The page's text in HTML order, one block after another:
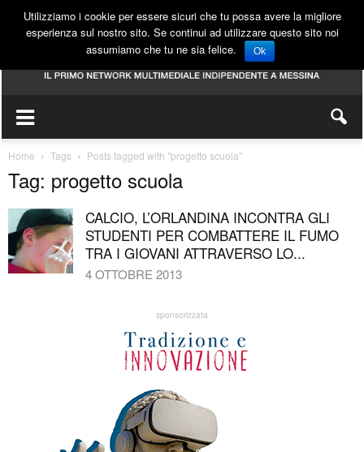
Home Tags Posts tagged with "progetto scuola"
Tag: progetto scuola
CALCIO, L’ORLANDINA INCONTRA GLI
STUDENTI PER COMBATTERE IL FUMO
TRA I GIOVANI ATTRAVERSO LO...
4 OTTOBRE 2013
sponsorizzata
Utilizziamo i cookie per essere sicuri che tu possa avere la migliore
esperienza sul nostro sito. Se continui ad utilizzare questo sito noi
assumiamo che tu ne sia felice.
Ok